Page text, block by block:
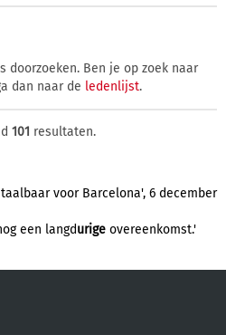
doorzoeken. Ben je op zoek naar
dan naar de ledenlijst.
101 resultaten.
voor Barcelona', 6 december
een langdurige overeenkomst.'